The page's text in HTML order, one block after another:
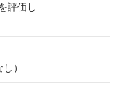
評価し
）